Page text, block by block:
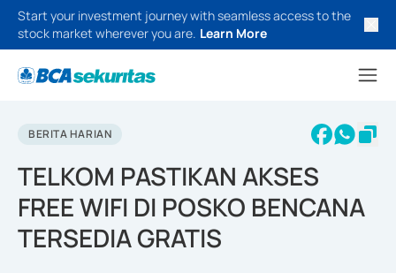
Start your investment journey with seamless access to the
stock market wherever you are. Learn More
BERITA HARIAN
TELKOM PASTIKAN AKSES
FREE WIFI DI POSKO BENCANA
TERSEDIA GRATIS